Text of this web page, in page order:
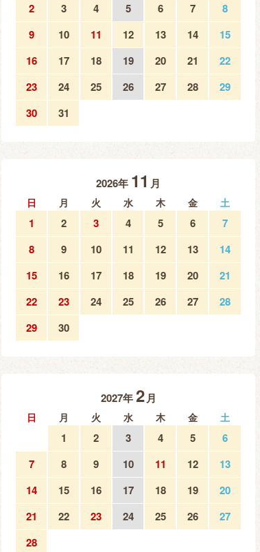
2
3 4 5 6 7
8
9
10 11 12 13 14
15
16
17 18 19 20 21
22
23
24 25 26 27 28
29
30
31
2026年 11 月
日 月 火 水 木 金 土
1 2 3 4 5 6
7
8
9 10 11 12 13
14
15
16 17 18 19 20
21
22
23 24 25 26 27
28
29
30
2027年2 月
日 月 火 水 木 金 土
1 2 3 4 5
6
7
8 9 10 11 12
13
14
15 16 17 18 19
20
21
22 23 24 25 26
27
28